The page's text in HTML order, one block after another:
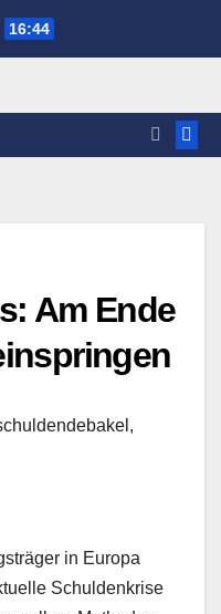
16:44
Am Ende
,
in Europa
Schuldenkrise